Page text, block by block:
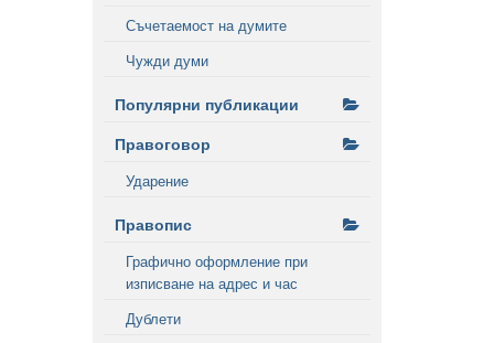
Съчетаемост на думите
Чужди думи
Популярни публикации
Правоговор
Ударение
Правопис
Графично оформление при
изписване на адрес и час
Дублети